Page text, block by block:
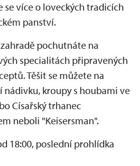
se více o loveckých tradicích
panství.
pochutnáte na
specialitách připravených
Těšit se můžete na
nádivku, kroupy s houbami ve
Císařský trhanec
neboli "Keisersman".
18:00, poslední prohlídka